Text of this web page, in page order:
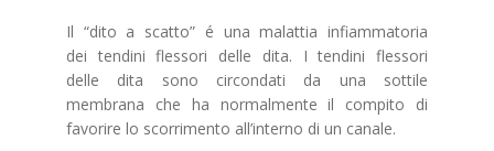
Il “dito a scatto” é una malattia infiammatoria
dei tendini flessori delle dita. I tendini flessori
delle dita sono circondati da una sottile
membrana che ha normalmente il compito di
favorire lo scorrimento all’interno di un canale.